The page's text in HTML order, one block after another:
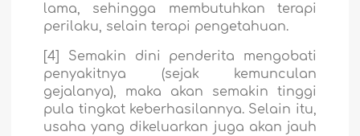
lama, sehingga membutuhkan terapi
perilaku, selain terapi pengetahuan.
[4] Semakin dini penderita mengobati
penyakitnya (sejak kemunculan
gejalanya), maka akan semakin tinggi
pula tingkat keberhasilannya. Selain itu,
usaha yang dikeluarkan juga akan jauh